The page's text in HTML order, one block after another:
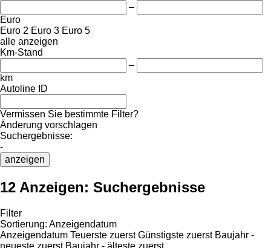
–
Euro
Euro 2 Euro 3 Euro 5
alle anzeigen
Km-Stand
–
km
Autoline ID
Vermissen Sie bestimmte Filter?
Änderung vorschlagen
Suchergebnisse:
-
anzeigen
12 Anzeigen: Suchergebnisse
Filter
Sortierung: Anzeigendatum
Anzeigendatum Teuerste zuerst Günstigste zuerst Baujahr -
neueste zuerst Baujahr - älteste zuerst